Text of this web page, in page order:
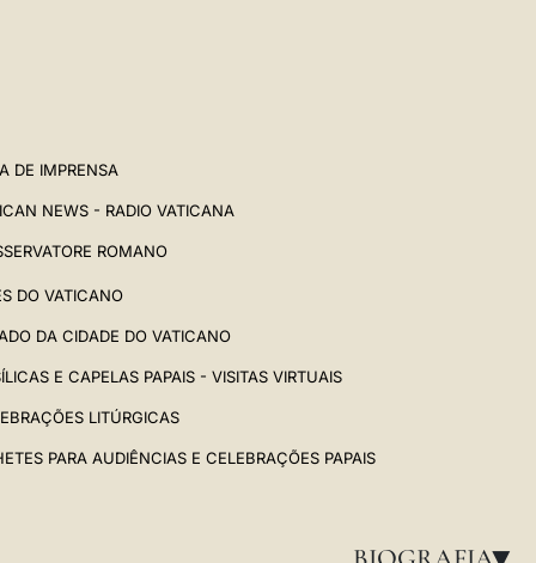
▸
DE IMPRENSA
NEWS - RADIO VATICANA
ROMANO
DO VATICANO
DA CIDADE DO VATICANO
E CAPELAS PAPAIS - VISITAS VIRTUAIS
LITÚRGICAS
PARA AUDIÊNCIAS E CELEBRAÇÕES PAPAIS